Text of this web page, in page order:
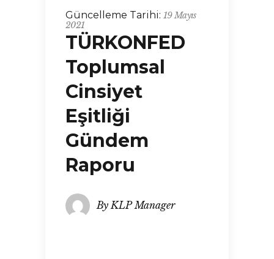
Güncelleme Tarihi: 19 Mayıs
2021
TÜRKONFED
Toplumsal
Cinsiyet
Eşitliği
Gündem
Raporu
By KLP Manager